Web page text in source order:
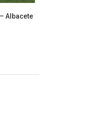
– Albacete